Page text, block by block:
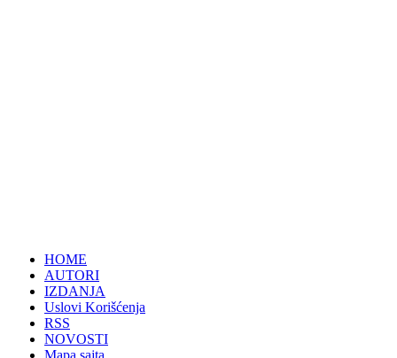
HOME
AUTORI
IZDANJA
Uslovi Korišćenja
RSS
NOVOSTI
Mapa sajta